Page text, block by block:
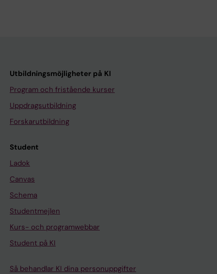
Utbildningsmöjligheter på KI
Program och fristående kurser
Uppdragsutbildning
Forskarutbildning
Student
Ladok
Canvas
Schema
Studentmejlen
Kurs- och programwebbar
Student på KI
Så behandlar KI dina personuppgifter